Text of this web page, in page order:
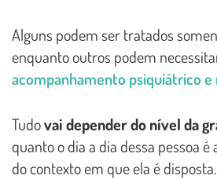
Alguns podem ser tratados
enquanto outros podem
acompanhamento psiquiátrico
Tudovai depender do nível da
quanto o dia a dia dessa pessoa é
do contexto em que ela é disposta.